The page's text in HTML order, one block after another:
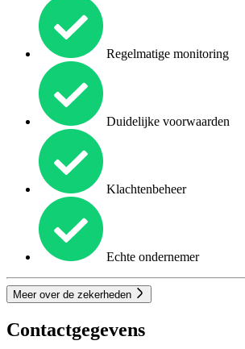
Regelmatige monitoring
Duidelijke voorwaarden
Klachtenbeheer
Echte ondernemer
Meer over de zekerheden
Contactgegevens